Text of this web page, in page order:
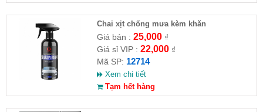
Chai xịt chống mưa kèm khăn
Giá bán : 25,000₫
Giá sỉ VIP : 22,000₫
Mã SP: 12714
Xem chi tiết
Tạm hết hàng